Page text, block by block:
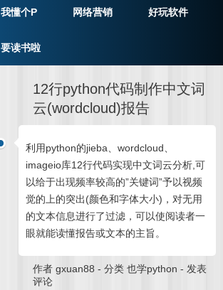
我懂个P 网络营销 好玩软件
要读书啦
12行python代码制作中文词
云(wordcloud)报告
利用python的jieba、wordcloud、
imageio库12行代码实现中文词云分析,可
以给于出现频率较高的”关键词”予以视频
觉的上的突出(颜色和字体大小)，对无用
的文本信息进行了过滤，可以使阅读者一
眼就能读懂报告或文本的主旨。
作者gxuan88 -分类也学python - 发表
评论